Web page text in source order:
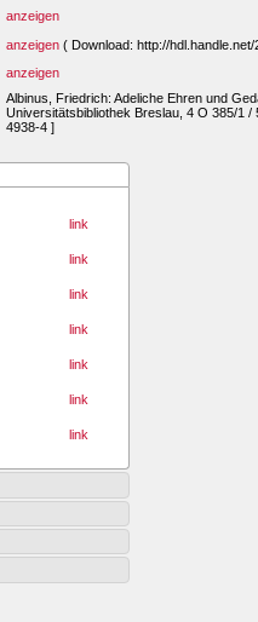
anzeigen
anzeigen ( Download: http://
anzeigen
Albinus, Friedrich: Adeliche Ehren und
Universitätsbibliothek Breslau, 4 O 385/1 /
4938-4 ]
link
link
link
link
link
link
link